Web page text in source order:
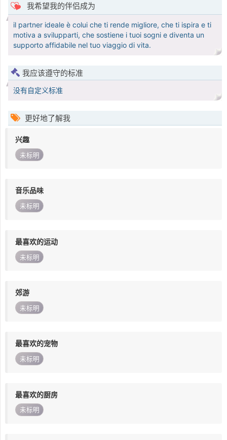
我希望我的伴侣成为
il partner ideale è colui che ti rende migliore, che ti ispira e ti
motiva a svilupparti, che sostiene i tuoi sogni e diventa un
supporto affidabile nel tuo viaggio di vita.
我应该遵守的标准
没有自定义标准
更好地了解我
兴趣
未标明
音乐品味
未标明
最喜欢的运动
未标明
郊游
未标明
最喜欢的宠物
未标明
最喜欢的厨房
未标明